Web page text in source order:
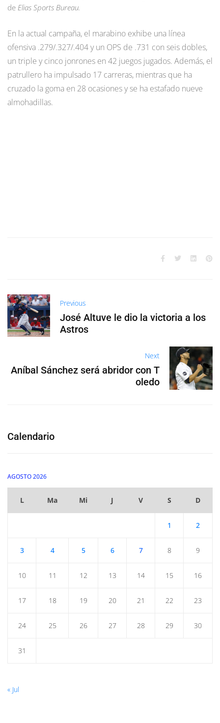
de Elias Sports Bureau.
En la actual campaña, el marabino exhibe una línea
ofensiva .279/.327/.404 y un OPS de .731 con seis dobles,
un triple y cinco jonrones en 42 juegos jugados. Además, el
patrullero ha impulsado 17 carreras, mientras que ha
cruzado la goma en 28 ocasiones y se ha estafado nueve
almohadillas.
Previous
José Altuve le dio la victoria a los
Astros
Next
Aníbal Sánchez será abridor con T
oledo
Calendario
AGOSTO 2026
L Ma Mi J V S D
1 2
3 4 5 6 7 8 9
10 11 12 13 14 15 16
17 18 19 20 21 22 23
24 25 26 27 28 29 30
31
« Jul